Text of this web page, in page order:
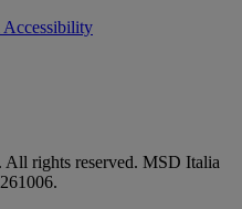
rights reserved. MSD Italia